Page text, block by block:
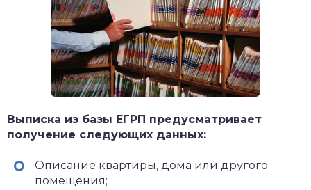
Выписка из базы ЕГРП предусматривает
получение следующих данных:
Описание квартиры, дома или другого
помещения;